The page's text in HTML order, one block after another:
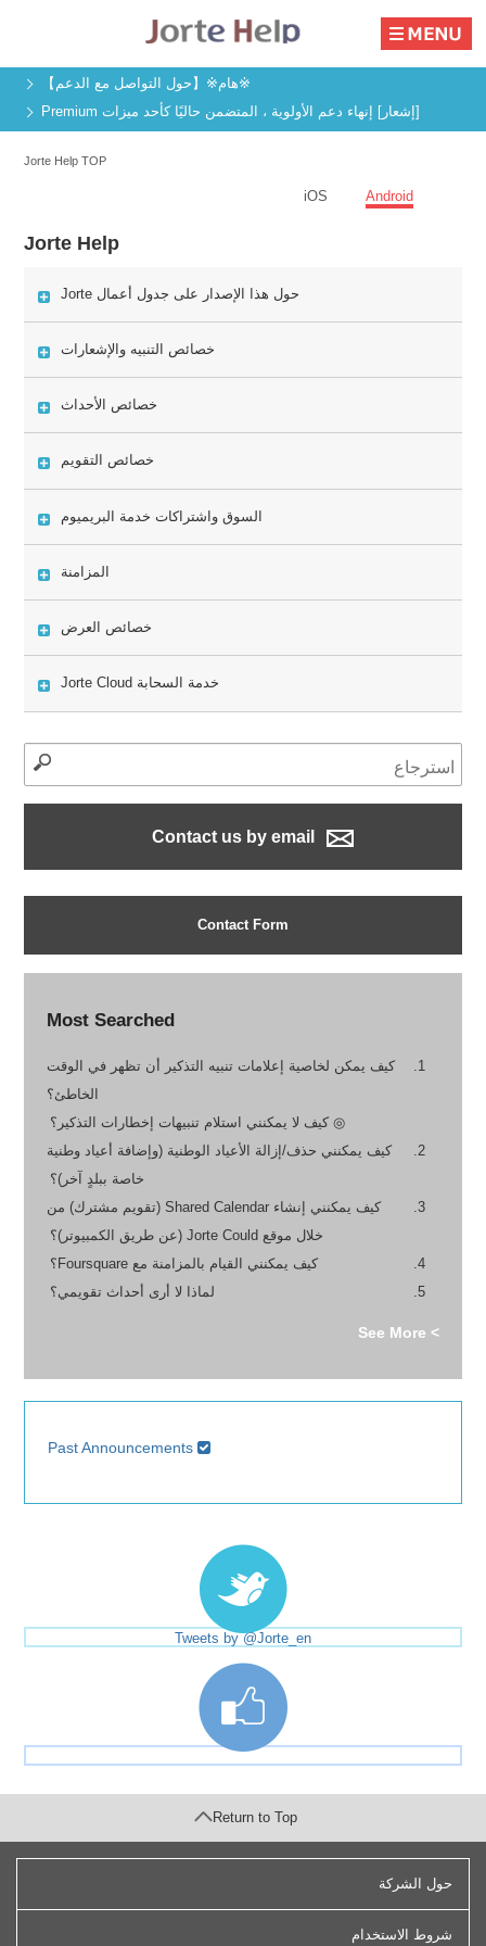
※هام※【حول التواصل مع الدعم】
[إشعار] إنهاء دعم الأولوية ، المتضمن حاليًا كأحد ميزات Premium
Jorte Help TOP
Android
iOS
Jorte Help
حول هذا الإصدار على جدول أعمال Jorte
خصائص التنبيه والإشعارات
خصائص الأحداث
خصائص التقويم
السوق واشتراكات خدمة البريميوم
المزامنة
خصائص العرض
خدمة السحابة Jorte Cloud
Contact Form
Most Searched
كيف يمكن لخاصية إعلامات تنبيه التذكير أن تظهر في الوقت
الخاطئ؟
◎ كيف لا يمكنني استلام تنبيهات إخطارات التذكير؟
كيف يمكنني حذف/إزالة الأعياد الوطنية (وإضافة أعياد وطنية
خاصة ببلدٍ آخر)؟
كيف يمكنني إنشاء Shared Calendar (تقويم مشترك) من
خلال موقع Jorte Could (عن طريق الكمبيوتر)؟
كيف يمكنني القيام بالمزامنة مع Foursquare؟
لماذا لا أرى أحداث تقويمي؟
> See More
Past Announcements
Tweets by @Jorte_en
حول الشركة
شروط الاستخدام
Return to Top